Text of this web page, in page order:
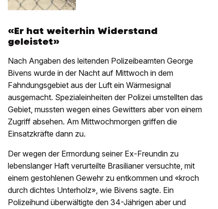
«Er hat weiterhin Widerstand
geleistet»
Nach Angaben des leitenden Polizeibeamten George
Bivens wurde in der Nacht auf Mittwoch in dem
Fahndungsgebiet aus der Luft ein Wärmesignal
ausgemacht. Spezialeinheiten der Polizei umstellten das
Gebiet, mussten wegen eines Gewitters aber von einem
Zugriff absehen. Am Mittwochmorgen griffen die
Einsatzkräfte dann zu.
Der wegen der Ermordung seiner Ex-Freundin zu
lebenslanger Haft verurteilte Brasilianer versuchte, mit
einem gestohlenen Gewehr zu entkommen und «kroch
durch dichtes Unterholz», wie Bivens sagte. Ein
Polizeihund überwältigte den 34-Jährigen aber und